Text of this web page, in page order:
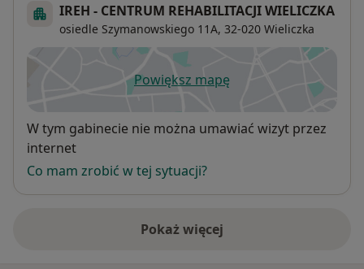
IREH - CENTRUM REHABILITACJI WIELICZKA
osiedle Szymanowskiego 11A, 32-020 Wieliczka
Powiększ mapęotwiera się w nowej karcie
Dostępność
W tym gabinecie nie można umawiać wizyt przez
internet
Co mam zrobić w tej sytuacji?
Pokaż więcej
o adresie